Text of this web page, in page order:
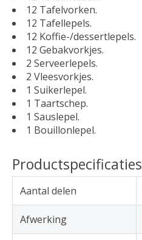
12 Tafelvorken.
12 Tafellepels.
12 Koffie-/dessertlepels.
12 Gebakvorkjes.
2 Serveerlepels.
2 Vleesvorkjes.
1 Suikerlepel.
1 Taartschep.
1 Sauslepel.
1 Bouillonlepel.
Productspecificaties
Aantal delen
Afwerking